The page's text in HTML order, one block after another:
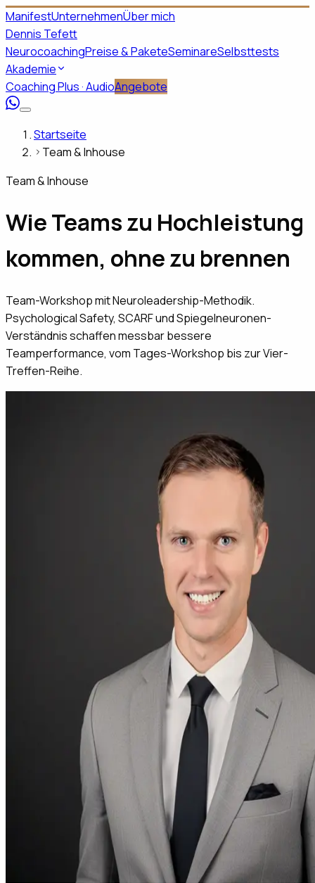
ManifestUnternehmenÜber mich
Dennis Tefett
NeurocoachingPreise & PaketeSeminareSelbsttests
Akademie
Coaching Plus · AudioAngebote
Startseite
Team & Inhouse
Team & Inhouse
Wie Teams zu Hochleistung
kommen, ohne zu brennen
Team-Workshop mit Neuroleadership-Methodik.
Psychological Safety, SCARF und Spiegelneuronen-
Verständnis schaffen messbar bessere
Teamperformance, vom Tages-Workshop bis zur Vier-
Treffen-Reihe.